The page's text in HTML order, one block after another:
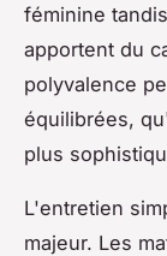
féminine
apportent du
polyvalence
équilibrées,
plus
L'entretien
majeur. Les